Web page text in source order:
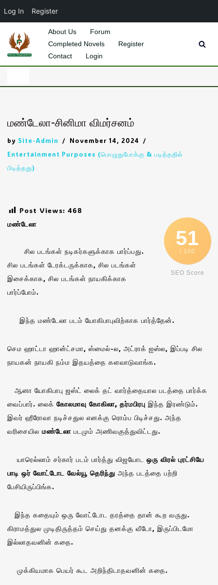
Log In Register
Skip
About Us
Forum
Completed Novels
Register
Contact
Login
மண்டேலா-சினிமா விமர்சனம்
by Site-Admin
November 14, 2024
Entertainment Purposes (பொழுதுபோக்கு & படித்ததில்
பிடித்தது)
Post Views: 468
51
/ 100
SEO Score
மண்டேலா
சில படங்கள் நடிகர்களுக்காக பார்ப்பது.
சில படங்கள் டேரக்டருக்காக, சில படங்கள்
இசைக்காக, சில படங்கள் நாயகிக்காக
பார்ப்போம்.
இந்த மண்டேலா படம் யோகிபாபுவிற்காக பார்த்தேன்.
செம ஹாட்டா ஹான்ட்சமா, ஸ்மைல்-ல, அட்ராக் ஐஸ்ல, இப்படி சில
நாயகன் நாயகி நம்ம இதயத்தை களவாடுவாங்க.
ஆனா யோகிபாபு ஜஸ்ட் லைக் தட் வார்த்தையால படத்தை பார்க்க
வைப்பார். லைக் கோலமாவு கோகிலா, தர்மபிரபு இந்த இரண்டும்.
இவர் ஹீரோவா நடிச்சதுல எனக்கு ரொம்ப பிடிச்சது. அந்த
வரிசையில மண்டேலா படமும் அணிவகுத்துவிட்டது.
யாரெல்லாம் சர்கார் படம் பார்த்து விஜயோட ஒரு விரல் புரட்சியே
பாடி ஒர் வோட்டோட வேல்யூ தெரிந்து அந்த படத்தை பற்றி
பேசியிருப்பிங்க.
இந்த கதையும் ஒரு வோட்டோட தரத்தை தான் கூற வருது.
கிராமத்துல முடிதிருத்தம் செய்து தனக்கு வீடோ, இருப்பிடமோ
இல்லாதவனின் கதை.
முக்கியமாக பெயர் கூட அறிந்திடாதவனின் கதை.